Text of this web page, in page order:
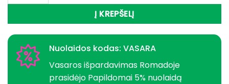
Į KREPŠELĮ
Nuolaidos kodas: VASARA
Vasaros išpardavimas Romadoje
prasidėjo Papildomai 5% nuolaidą